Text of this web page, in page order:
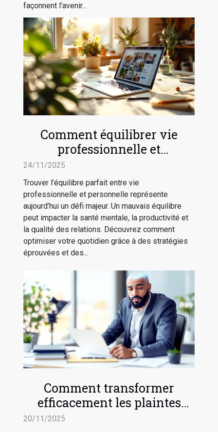
façonnent l’avenir...
Comment équilibrer vie
professionnelle et
personnelle efficacement ?
24/11/2025
Trouver l’équilibre parfait entre vie
professionnelle et personnelle représente
aujourd’hui un défi majeur. Un mauvais équilibre
peut impacter la santé mentale, la productivité et
la qualité des relations. Découvrez comment
optimiser votre quotidien grâce à des stratégies
éprouvées et des...
Comment transformer
efficacement les plaintes
clients en avancées
20/11/2025